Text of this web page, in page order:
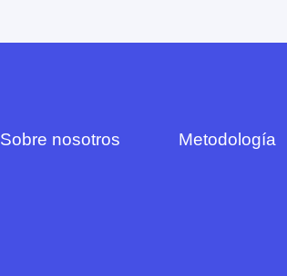
Sobre nosotros Metodología